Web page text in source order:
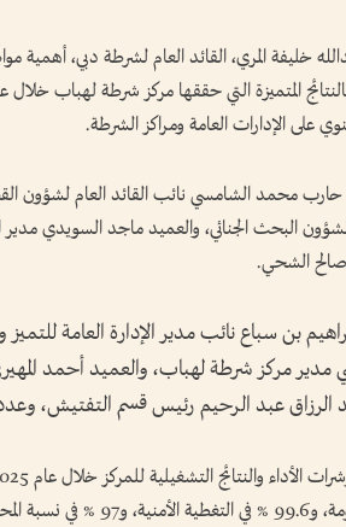
خليفة المري، القائد العام لشرطة دبي، أهمية
على الإدارات العامة ومراكز الشرطة.
محمد الشامسي نائب القائد العام لشؤون
البحث الجنائي، والعميد ماجد السويدي مدير
صالح الشحي.
بن سباع نائب مدير الإدارة العامة للتميز
مركز شرطة لهباب، والعميد أحمد
الرزاق عبد الرحيم رئيس قسم التفتيش،